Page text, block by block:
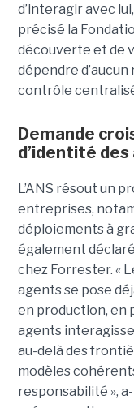
d’interagir avec
précisé la
découverte et de
dépendre
contrôle
Demande
d’identité
L’ANS résout un
entreprises,
déploiements à
également déclaré
chez Forrester. «
agents se pose
en production, en
agents
au-delà des
modèles
responsabilité »,